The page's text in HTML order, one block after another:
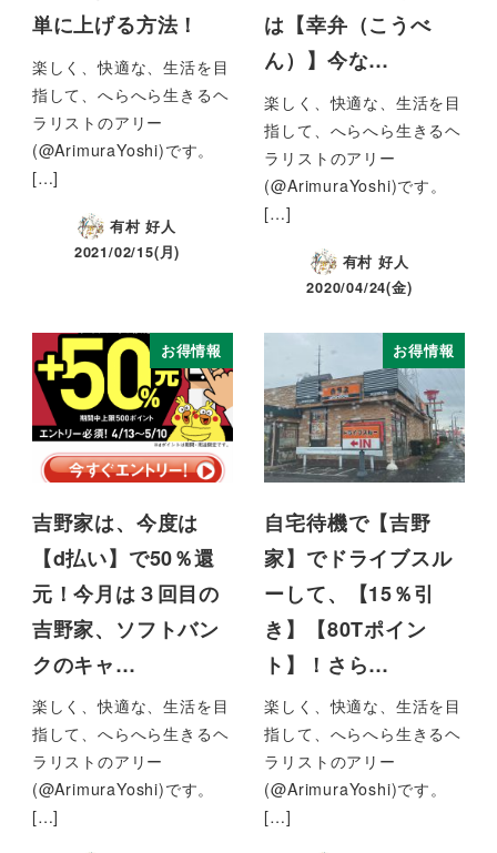
単に上げる方法！
楽しく、快適な、生活を目
指して、へらへら生きるヘ
ラリストのアリー
(@ArimuraYoshi)です。
[…]
有村 好人
2021/02/15(月)
は【幸弁（こうべ
ん）】今な…
楽しく、快適な、生活を目
指して、へらへら生きるヘ
ラリストのアリー
(@ArimuraYoshi)です。
[…]
有村 好人
2020/04/24(金)
お得情報
吉野家は、今度は
【d払い】で50％還
元！今月は３回目の
吉野家、ソフトバン
クのキャ…
楽しく、快適な、生活を目
指して、へらへら生きるヘ
ラリストのアリー
(@ArimuraYoshi)です。
[…]
お得情報
自宅待機で【吉野
家】でドライブスル
ーして、【15％引
き】【80Tポイン
ト】！さら…
楽しく、快適な、生活を目
指して、へらへら生きるヘ
ラリストのアリー
(@ArimuraYoshi)です。
[…]